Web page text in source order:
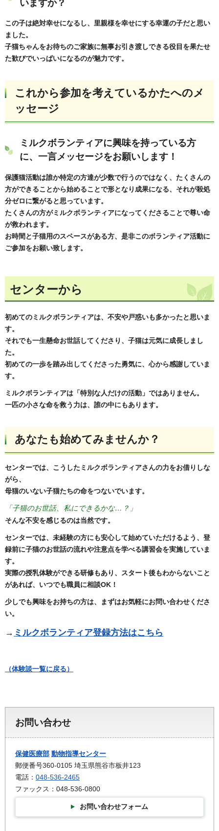
いますか？
この子は絶対幸せになるし、里親様を幸せにする幸運の子だと思い
ました。
子猫ちゃんをお待ちのご家族に無事お引き渡しできる役目を果たせ
た歓びでいっぱいになるのが魅力です。
これから参加を考えているかたへのメ
ッセージ
ミルクボランティアに興味を持っている方
に、一言メッセージをお願いします！
保護猫活動は誰か特定の方達が少数で行うのではなく、たくさんの
方ができることから始めることで形となり成果になる、それが殺処
分ゼロに繋がると思っています。
たくさんの方がミルクボランティアになってくださることで尊い命
が救われます。
お時間と子猫用のスペースがある方、是非このボランティア活動に
ご参加をお願い致します。
センターから
初めてのミルクボランティアは、不安や戸惑いも多かったと思いま
す。
それでも一生懸命お世話してくださり、子猫は元気に成長しまし
た。
初めての一歩を踏み出してくださった勇気に、心から感謝していま
す。
ミルクボランティアは「特別な人だけの活動」ではありません。
一匹の小さな命を救う力は、誰の中にもあります。
あなたも始めてみませんか？
センターでは、こうしたミルクボランティアさんの力をお借りしな
がら、
母猫のいない子猫たちの命をつないでいます。
「子猫のお世話、私にできるかな…？」
そんな不安を感じるのは当然です。
センターでは、未経験の方にも安心して始めていただけるよう、登
録前に子猫のお世話の流れや注意点を学べる講習会を実施していま
す。
実際の授乳体験ができる研修もあり、スタート後もわからないこと
があれば、いつでも職員に相談OK！
少しでも興味をお持ちの方は、まずはお気軽にお問い合わせくださ
い。
→ ミルクボランティア登録方法はこちら
（体験談一覧に戻る）
お問い合わせ
保健医療部 動物指導センター
郵便番号360-0105 埼玉県熊谷市板井123
電話： 048-536-2465
ファックス：048-536-0800
お問い合わせフォーム